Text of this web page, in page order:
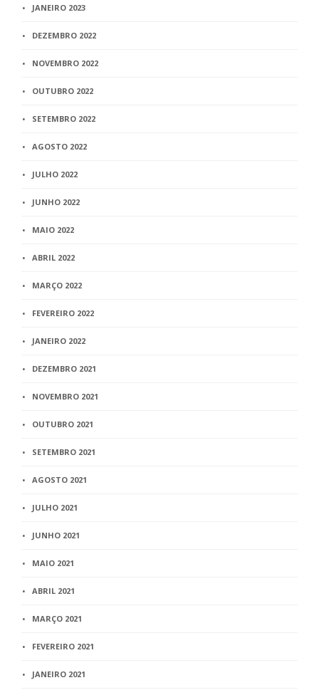
JANEIRO 2023
DEZEMBRO 2022
NOVEMBRO 2022
OUTUBRO 2022
SETEMBRO 2022
AGOSTO 2022
JULHO 2022
JUNHO 2022
MAIO 2022
ABRIL 2022
MARÇO 2022
FEVEREIRO 2022
JANEIRO 2022
DEZEMBRO 2021
NOVEMBRO 2021
OUTUBRO 2021
SETEMBRO 2021
AGOSTO 2021
JULHO 2021
JUNHO 2021
MAIO 2021
ABRIL 2021
MARÇO 2021
FEVEREIRO 2021
JANEIRO 2021